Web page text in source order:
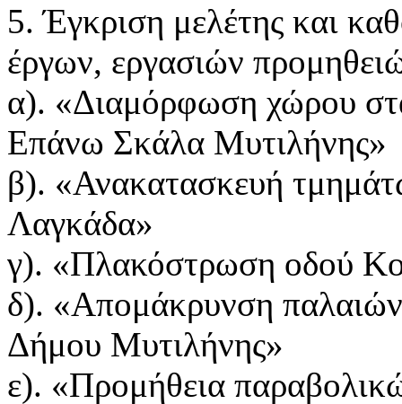
5. Έγκριση μελέτης και
έργων, εργασιών
α). «Διαμόρφωση χώρου
Επάνω Σκάλα Μυτιλήνης»
β). «Ανακατασκευή
Λαγκάδα»
γ). «Πλακόστρωση οδού
δ). «Απομάκρυνση
Δήμου Μυτιλήνης»
ε). «Προμήθεια